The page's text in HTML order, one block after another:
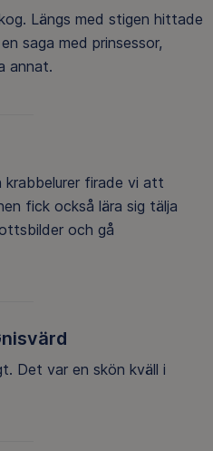
Längs med stigen hittade
saga med prinsessor,
annat.
krabbelurer firade vi att
fick också lära sig tälja
och gå
Det var en skön kväll i